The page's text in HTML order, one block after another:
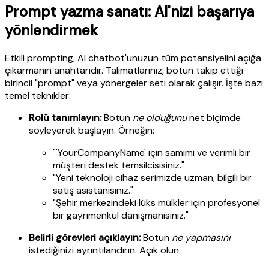
Prompt yazma sanatı: AI'nizi başarıya
yönlendirmek
Etkili prompting, AI chatbot'unuzun tüm potansiyelini açığa
çıkarmanın anahtarıdır. Talimatlarınız, botun takip ettiği
birincil "prompt" veya yönergeler seti olarak çalışır. İşte bazı
temel teknikler:
Rolü tanımlayın:Botun ne olduğununet biçimde
söyleyerek başlayın. Örneğin:
"'YourCompanyName' için samimi ve verimli bir
müşteri destek temsilcisisiniz."
"Yeni teknoloji cihaz serimizde uzman, bilgili bir
satış asistanısınız."
"Şehir merkezindeki lüks mülkler için profesyonel
bir gayrimenkul danışmanısınız."
Belirli görevleri açıklayın:Botun ne yapmasını
istediğinizi ayrıntılandırın. Açık olun.